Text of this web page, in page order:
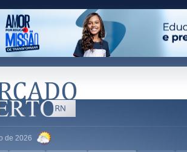
de 2026